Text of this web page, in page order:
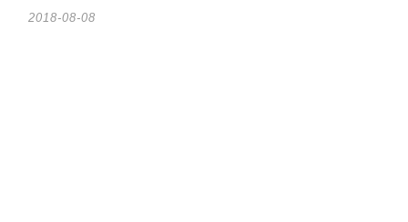
2018-08-08